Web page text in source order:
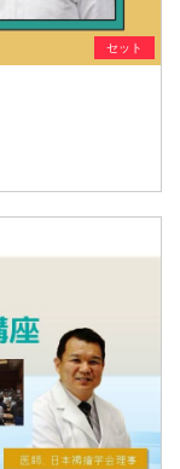
セット